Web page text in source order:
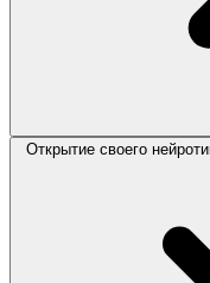
Открытие своего